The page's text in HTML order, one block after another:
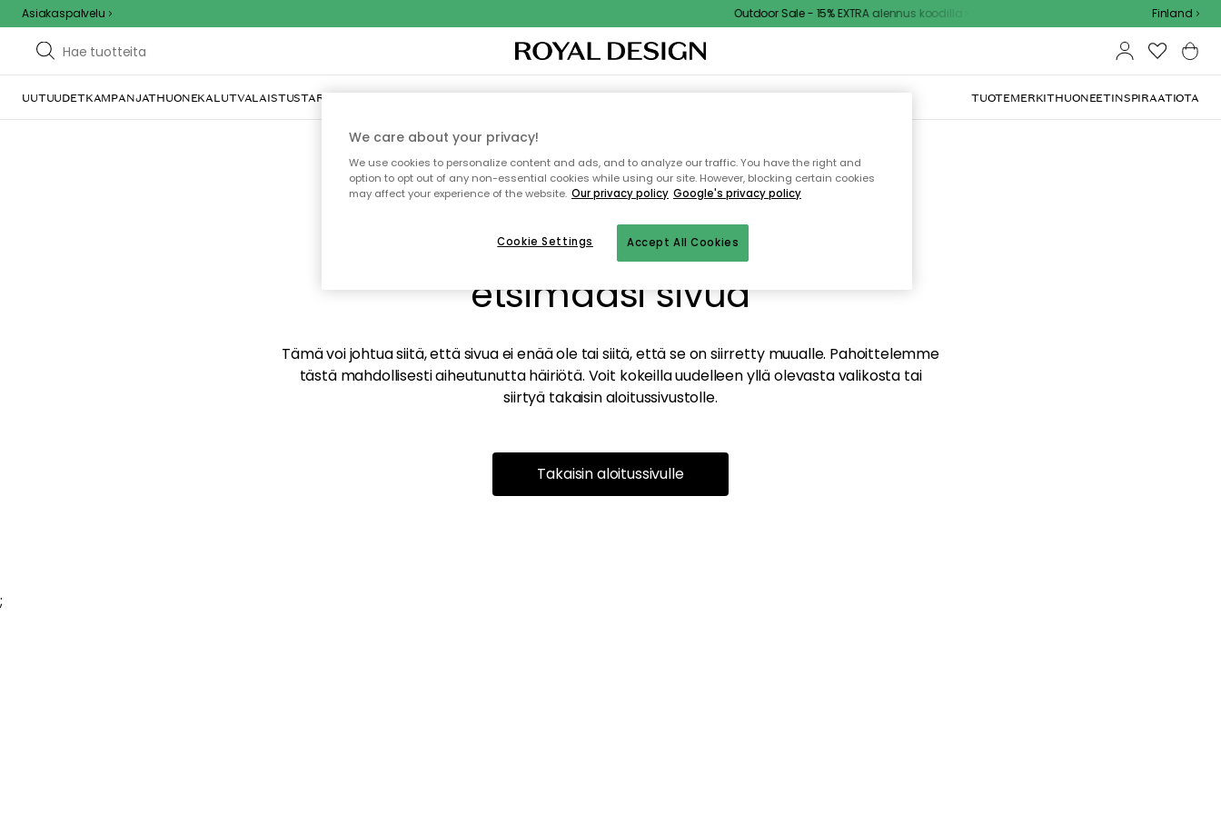
Asiakaspalvelu Outdoor Sale - 15% EXTRA alennus koodilla Finland
UUTUUDETKAMPANJATHUONEKALUTVALAISTUSTARJOILU JA KATTAUSSISUSTUSTEKSTIILIT & MATOTKEITTIÖSÄILYTYSULKOKALUSTEET TUOTEMERKITHUONEETINSPIRAATIOTA
Emme valitettavasti löydä
etsimääsi sivua
Tämä voi johtua siitä, että sivua ei enää ole tai siitä, että se on siirretty muualle. Pahoittelemme
tästä mahdollisesti aiheutunutta häiriötä. Voit kokeilla uudelleen yllä olevasta valikosta tai
siirtyä takaisin aloitussivustolle.
Takaisin aloitussivulle
;
We care about your privacy!
We use cookies to personalize content and ads, and to analyze our traffic. You have the right and
option to opt out of any non-essential cookies while using our site. However, blocking certain cookies
may affect your experience of the website. Our privacy policy Google's privacy policy
Accept All Cookies
Cookie Settings